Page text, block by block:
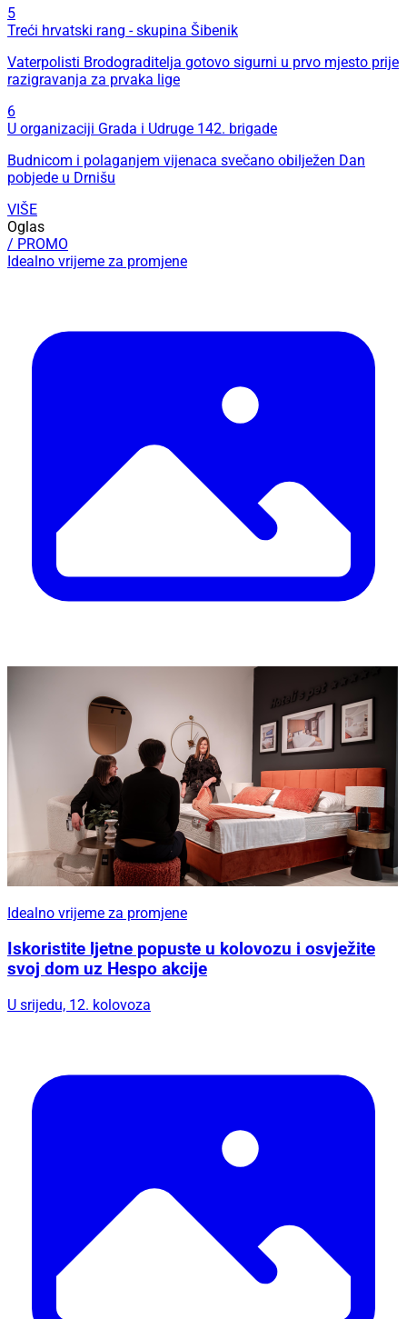
5
Treći hrvatski rang - skupina Šibenik
Vaterpolisti Brodograditelja gotovo sigurni u prvo mjesto prije
razigravanja za prvaka lige
6
U organizaciji Grada i Udruge 142. brigade
Budnicom i polaganjem vijenaca svečano obilježen Dan
pobjede u Drnišu
VIŠE
Oglas
/ PROMO
Idealno vrijeme za promjene
Idealno vrijeme za promjene
Iskoristite ljetne popuste u kolovozu i osvježite
svoj dom uz Hespo akcije
U srijedu, 12. kolovoza